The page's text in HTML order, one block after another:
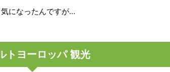
になったんですが…
トヨーロッパ 観光